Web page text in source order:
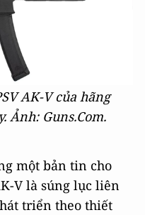
AK-V của hãng
. Ảnh: Guns.Com.
một bản tin cho
V là súng lục liên
triển theo thiết